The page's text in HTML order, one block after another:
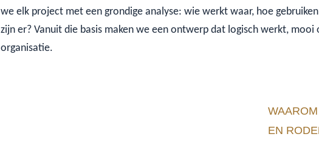
we elk project met een grondige analyse: wie werkt waar, hoe
zijn er? Vanuit die basis maken we een ontwerp dat logisch werkt,
organisatie.
EN